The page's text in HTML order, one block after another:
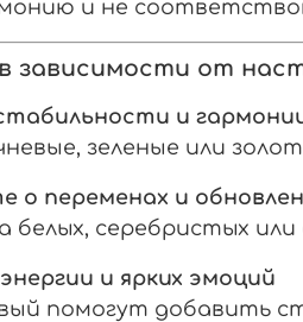
и не
зависимости от
и
зеленые или
о переменах и
серебристых или
и ярких эмоций
помогут добавить